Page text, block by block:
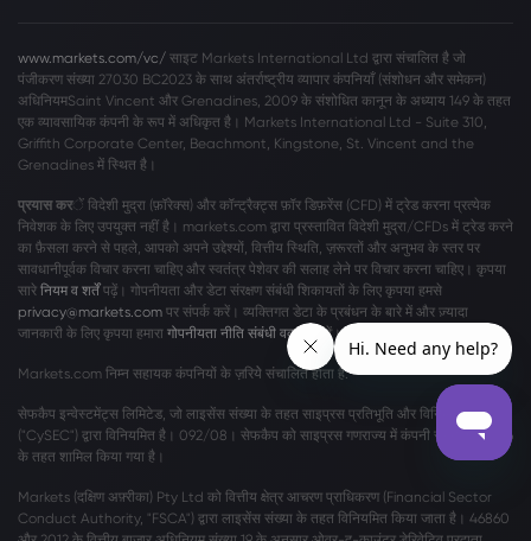
www.markets.com/vc/ साइट Markets International Ltd द्वारा संचालित है जो
पंजीकरण संख्या 27030 BC2023 के साथ अंतर्राष्ट्रीय व्यापार कंपनियाँ (संशोधन और समेकन)
अधिनियमSaint Vincent और Grenadines, 2009 के संशोधित कानून के अध्याय 149 के तहत
एक व्यावसायिक कंपनी के रूप में अधिकृत है। Markets International Ltd - Suite 310,
Griffith Corporate Center, Beachmont, Kingstone, St. Vincent and the
Grenadines में स्थित है।
प्रयास करें विदेशी मुद्रा (फ़ॉरेक्स) और कॉन्ट्रैक्ट्स फ़ॉर डिफ़रेंस (CFD) में ट्रेड करना प्रत्येक
निवेशक के लिए उपयुक्त नहीं है। markets.com द्वारा प्रस्तावित विदेशी मुद्रा/CFDs में ट्रेड करने
का फ़ैसला करने से पहले, आपको अपने उद्देश्यों, वित्तीय स्थिति, ज़रूरतों और अनुभव के स्तर पर
सावधानीपूर्वक विचार करना चाहिए और स्वतंत्र पेशेवर की सलाह लेने पर विचार करना चाहिए। कृपया
सारे नियम व शर्तेंपढ़ें। गोपनीयता और डेटा संरक्षण संबंधी शिकायतों के लिए कृपया हमसे
privacy@markets.com पर संपर्क करें। व्यक्तिगत डेटा के प्रबंधन के बारे में और ज़्यादा
जानकारी के लिए कृपया हमारा गोपनीयता नीति संबंधी वक्तव्य पढ़ें।
Markets.com निम्न सहायक कंपनियों के ज़रियेे संचालित होता है:
सेफकैप इन्वेस्टमेंट्स लिमिटेड, जो लाइसेंस संख्या के तहत साइप्रस प्रतिभूति और विनिमय आयोग
("CySEC") द्वारा विनियमित है। 092/08। सेफकैप को साइप्रस गणराज्य में कंपनी संख्या η186196
के तहत शामिल किया गया है।
Markets (दक्षिण अफ़्रीका) Pty Ltd को वित्तीय क्षेत्र आचरण प्राधिकरण (Financial Sector
Conduct Authority, "FSCA") द्वारा लाइसेंस संख्या के तहत विनियमित किया जाता है। 46860